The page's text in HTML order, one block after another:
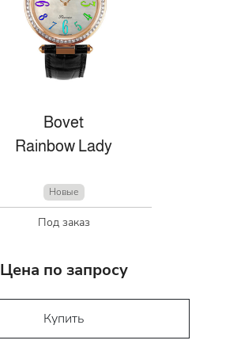
Bovet
Rainbow Lady
Новые
Под заказ
Цена по запросу
Купить